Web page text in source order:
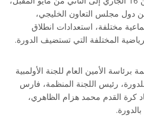
من دول مجلس التعاون الخليجي،
فردية وجماعية مختلفة، استعدادات انطلاق
المختلفة التي تستضيف الدورة.
برئاسة الأمين العام للجنة الأولمبية
رئيس اللجنة المنظمة، فارس
كرة القدم محمد هزام الظاهري،